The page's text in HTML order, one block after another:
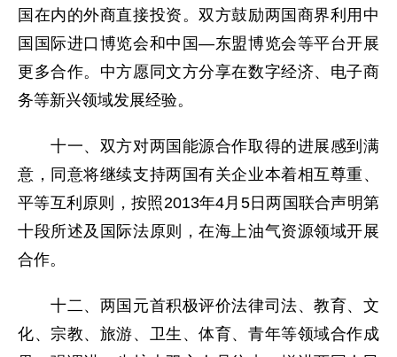
国在内的外商直接投资。双方鼓励两国商界利用中
国国际进口博览会和中国—东盟博览会等平台开展
更多合作。中方愿同文方分享在数字经济、电子商
务等新兴领域发展经验。
十一、双方对两国能源合作取得的进展感到满
意，同意将继续支持两国有关企业本着相互尊重、
平等互利原则，按照2013年4月5日两国联合声明第
十段所述及国际法原则，在海上油气资源领域开展
合作。
十二、两国元首积极评价法律司法、教育、文
化、宗教、旅游、卫生、体育、青年等领域合作成